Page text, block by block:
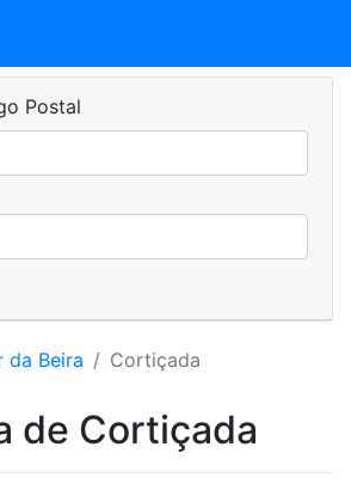
Postal
da Beira Cortiçada
de Cortiçada